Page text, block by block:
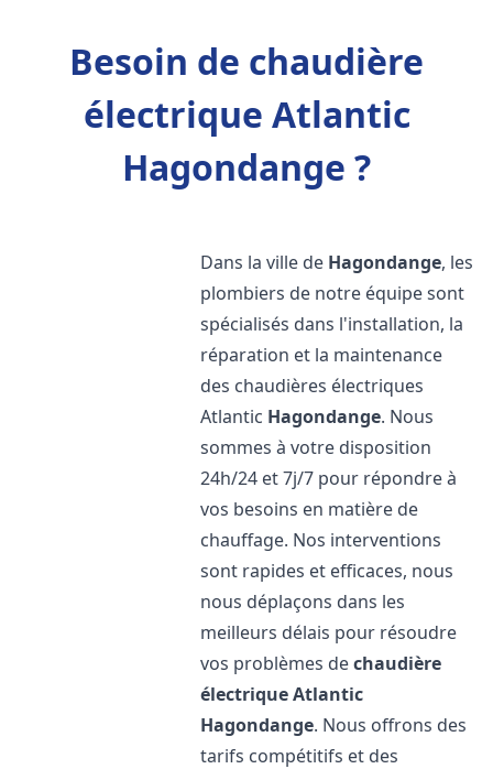
Besoin de chaudière
électrique Atlantic
Hagondange ?
Dans la ville de Hagondange, les
plombiers de notre équipe sont
spécialisés dans l'installation, la
réparation et la maintenance
des chaudières électriques
Atlantic Hagondange. Nous
sommes à votre disposition
24h/24 et 7j/7 pour répondre à
vos besoins en matière de
chauffage. Nos interventions
sont rapides et efficaces, nous
nous déplaçons dans les
meilleurs délais pour résoudre
vos problèmes dechaudière
électrique Atlantic
Hagondange. Nous offrons des
tarifs compétitifs et des